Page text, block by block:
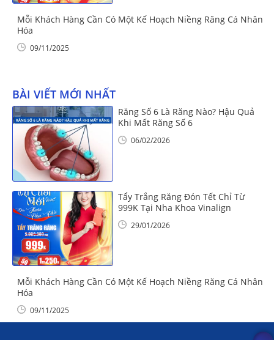
Mỗi Khách Hàng Cần Có Một Kế Hoạch Niềng Răng Cá Nhân
Hóa
09/11/2025
BÀI VIẾT MỚI NHẤT
Răng Số 6 Là Răng Nào? Hậu Quả
Khi Mất Răng Số 6
06/02/2026
Tẩy Trắng Răng Đón Tết Chỉ Từ
999K Tại Nha Khoa Vinalign
29/01/2026
Mỗi Khách Hàng Cần Có Một Kế Hoạch Niềng Răng Cá Nhân
Hóa
09/11/2025